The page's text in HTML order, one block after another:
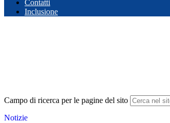
Contatti
Inclusione
Campo di ricerca per le pagine del sito
Notizie